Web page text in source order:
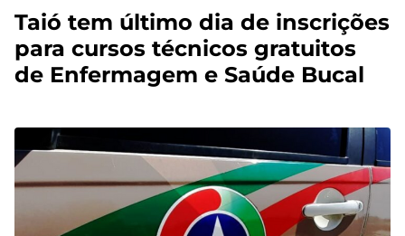
Taió tem último dia de inscrições
para cursos técnicos gratuitos
de Enfermagem e Saúde Bucal